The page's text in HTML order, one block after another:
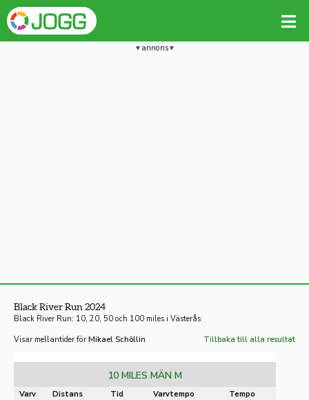
annons
Black River Run 2024
Black River Run: 10, 20, 50 och 100 miles i Västerås
Visar mellantider för Mikael Schöllin Tillbaka till alla resultat
10 MILES MÄN M
Varv Distans Tid Varvtempo
Tempo